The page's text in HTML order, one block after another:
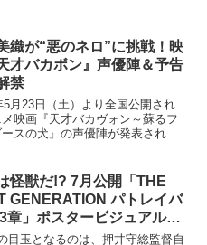
織が“悪のネロ”に挑戦！映
才バカボン』声優陣＆予告
禁
5月23日（土）より全国公開され
映画『天才バカヴォン～蘇るフ
スの犬』の声優陣が発表され、
明らかとなった。赤塚不二夫氏
作『天才バカ...
怪獣だ!? 7月公開「THE
GENERATION パトレイバ
章」ポスタービジュアルが
目玉となるのは、押井守総監督自